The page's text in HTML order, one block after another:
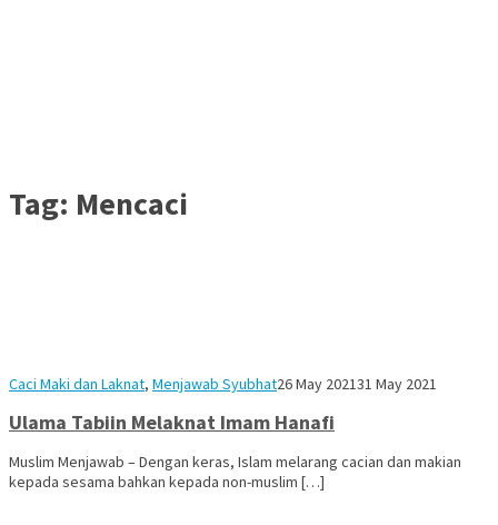
Tag: Mencaci
Caci Maki dan Laknat, Menjawab SyubhatMoh
26 May 202131 May 2021
Ulama Tabiin Melaknat Imam Hanafi
Muslim Menjawab – Dengan keras, Islam melarang cacian dan makian
kepada sesama bahkan kepada non-muslim […]